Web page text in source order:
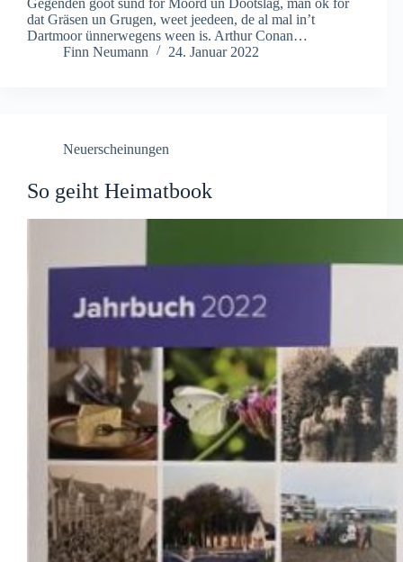
dat Gräsen un Grugen, weet jeedeen, de al mal in’t
Dartmoor ünnerwegens ween is. Arthur Conan…
Finn Neumann
24. Januar 2022
Neuerscheinungen
So geiht Heimatbook